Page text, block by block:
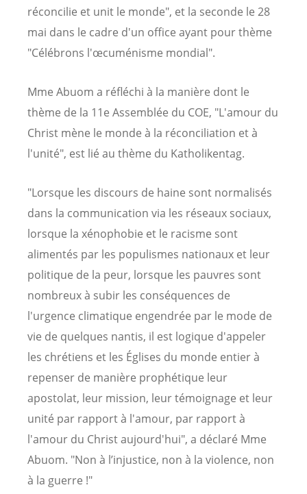
réconcilie et unit le monde", et la seconde le 28
mai dans le cadre d'un office ayant pour thème
"Célébrons l'œcuménisme mondial".
Mme Abuom a réfléchi à la manière dont le
thème de la 11e Assemblée du COE, "L'amour du
Christ mène le monde à la réconciliation et à
l'unité", est lié au thème du Katholikentag.
"Lorsque les discours de haine sont normalisés
dans la communication via les réseaux sociaux,
lorsque la xénophobie et le racisme sont
alimentés par les populismes nationaux et leur
politique de la peur, lorsque les pauvres sont
nombreux à subir les conséquences de
l'urgence climatique engendrée par le mode de
vie de quelques nantis, il est logique d'appeler
les chrétiens et les Églises du monde entier à
repenser de manière prophétique leur
apostolat, leur mission, leur témoignage et leur
unité par rapport à l'amour, par rapport à
l'amour du Christ aujourd'hui", a déclaré Mme
Abuom. "Non à l’injustice, non à la violence, non
à la guerre !"